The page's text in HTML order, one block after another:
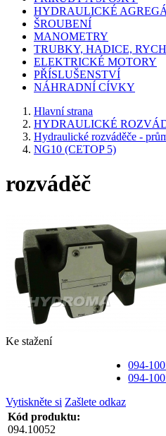
HYDRAULICKÉ
ŠROUBENÍ
MANOMETRY
TRUBKY, HADICE,
ELEKTRICKÉ MOTORY
PŘÍSLUŠENSTVÍ
NÁHRADNÍ CÍVKY
Hlavní strana
HYDRAULICKÉ
Hydraulické rozváděče -
NG10 (CETOP 5)
rozváděč
Ke stažení
094-
094-
Vytiskněte si Zašlete odkaz
Kód produktu:
094.10052